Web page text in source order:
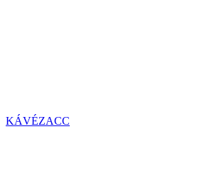
KÁVÉZACC